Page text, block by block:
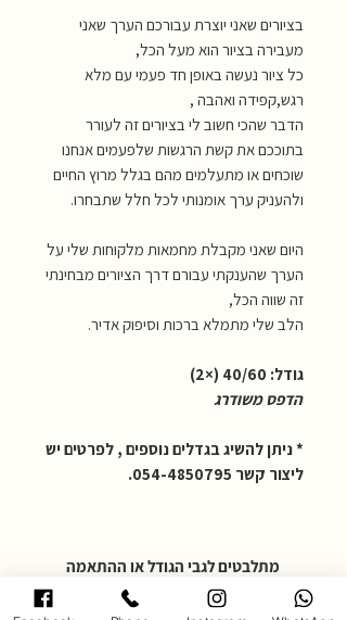
בציורים שאני יוצרת עבורכם הערך שאני
מעבירה בציור הוא מעל הכל,
כל ציור נעשה באופן חד פעמי עם מלא
רגש,קפידה ואהבה ,
הדבר שהכי חשוב לי בציורים זה לעורר
בתוככם את קשת הרגשות שלפעמים אנחנו
שוכחים או מתעלמים מהם בגלל מרוץ החיים
ולהעניק ערך אומנותי לכל חלל שתבחרו.
היום שאני מקבלת מחמאות מלקוחות שלי על
הערך שהענקתי עבורם דרך הציורים מבחינתי
זה שווה הכל,
הלב שלי מתמלא ברכות וסיפוק אדיר.
גודל: 40/60 (×2)
הדפס משודרג
* ניתן להשיג בגדלים נוספים , לפרטים יש
ליצור קשר 054-4850795.
מתלבטים לגבי הגודל או ההתאמה
שלחו תמונה של הקיר, ואשמח לעזור